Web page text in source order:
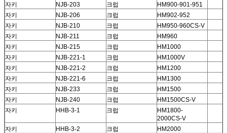
자키
NJB-203 크럽
HM900-901-951
자키
NJB-206 크럽
HM902-952
자키
NJB-210 크럽
HM950-960CS-V
자키
NJB-211 크럽
HM960
자키
NJB-215 크럽
HM1000
자키
NJB-221-1 크럽
HM1000V
자키
NJB-221-2 크럽
HM1200
자키
NJB-221-6 크럽
HM1300
자키
NJB-233 크럽
HM1500
자키
NJB-240 크럽
HM1500CS-V
자키
HHB-3-1 크럽
HM1800-
2000CS-V
자키
HHB-3-2 크럽
HM2000